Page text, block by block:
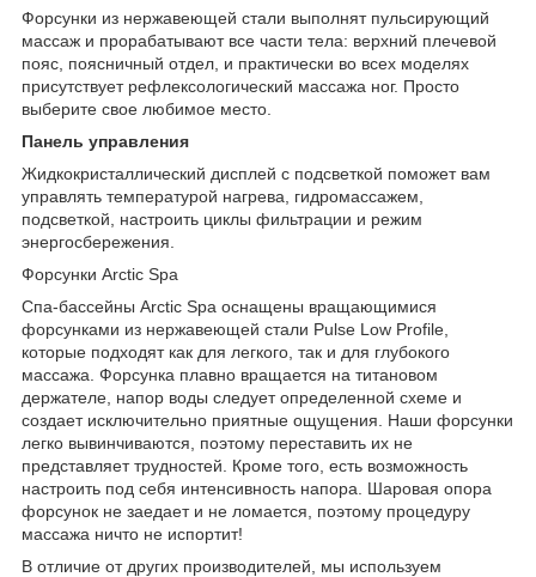
Форсунки из нержавеющей стали выполнят пульсирующий
массаж и прорабатывают все части тела: верхний плечевой
пояс, поясничный отдел, и практически во всех моделях
присутствует рефлексологический массажа ног. Просто
выберите свое любимое место.
Панель управления
Жидкокристаллический дисплей с подсветкой поможет вам
управлять температурой нагрева, гидромассажем,
подсветкой, настроить циклы фильтрации и режим
энергосбережения.
Форсунки Arctic Spa
Спа-бассейны Arctic Spa оснащены вращающимися
форсунками из нержавеющей стали Pulse Low Profile,
которые подходят как для легкого, так и для глубокого
массажа. Форсунка плавно вращается на титановом
держателе, напор воды следует определенной схеме и
создает исключительно приятные ощущения. Наши форсунки
легко вывинчиваются, поэтому переставить их не
представляет трудностей. Кроме того, есть возможность
настроить под себя интенсивность напора. Шаровая опора
форсунок не заедает и не ломается, поэтому процедуру
массажа ничто не испортит!
В отличие от других производителей, мы используем